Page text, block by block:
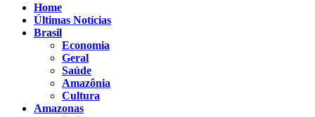
Home
Últimas Notícias
Brasil
Economia
Geral
Saúde
Amazônia
Cultura
Amazonas